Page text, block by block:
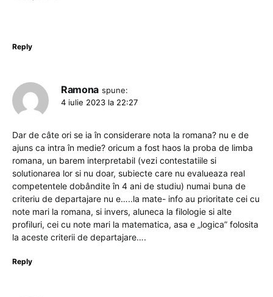
Reply
Ramona spune:
4 iulie 2023 la 22:27
Dar de câte ori se ia în considerare nota la romana? nu e de
ajuns ca intra în medie? oricum a fost haos la proba de limba
romana, un barem interpretabil (vezi contestatiile si
solutionarea lor si nu doar, subiecte care nu evalueaza real
competentele dobândite în 4 ani de studiu) numai buna de
criteriu de departajare nu e…..la mate- info au prioritate cei cu
note mari la romana, si invers, aluneca la filologie si alte
profiluri, cei cu note mari la matematica, asa e „logica” folosita
la aceste criterii de departajare….
Reply